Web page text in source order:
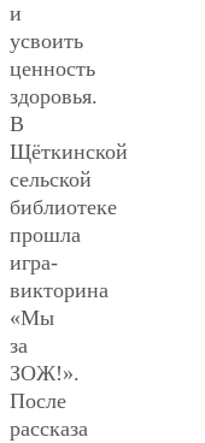
и
усвоить
ценность
здоровья.
В
Щёткинской
сельской
библиотеке
прошла
игра-
викторина
«Мы
за
ЗОЖ!».
После
рассказа